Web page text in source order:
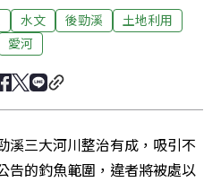
水文 後勁溪
土地利用
愛河
溪三大河川整治有成，吸引不
告的釣魚範圍，違者將被處以